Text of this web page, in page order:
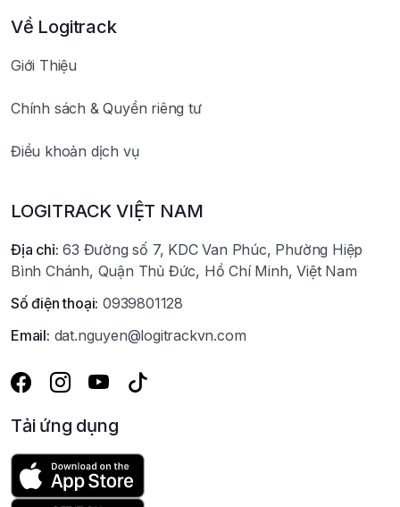
Về Logitrack
Giới Thiệu
Chính sách & Quyền riêng tư
Điều khoản dịch vụ
LOGITRACK VIỆT NAM
Địa chỉ: 63 Đường số 7, KDC Van Phúc, Phường Hiệp
Bình Chánh, Quận Thủ Đức, Hồ Chí Minh, Việt Nam
Số điện thoại: 0939801128
Email: dat.nguyen@logitrackvn.com
Tải ứng dụng